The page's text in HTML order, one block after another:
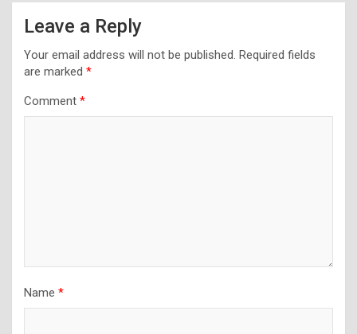
Leave a Reply
Your email address will not be published. Required fields
are marked *
Comment *
Name *